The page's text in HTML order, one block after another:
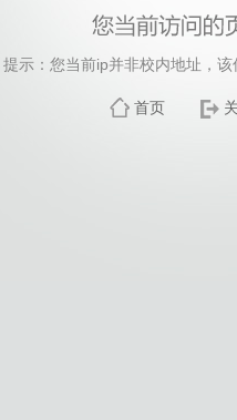
提示：您当前ip并非校内地址，
首页